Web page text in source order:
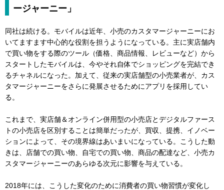
ージャーニー」
同社は続ける。モバイルは近年、小売のカスタマージャーニーにお
いてますます中心的な役割を担うようになっている。主に実店舗内
で買い物をする際のツール（価格、商品情報、レビューなど）から
スタートしたモバイルは、今やそれ自体でショッピングを完結でき
るチャネルになった。加えて、従来の実店舗型の小売業者が、カス
タマージャーニーをさらに発展させるためにアプリを採用してい
る。
これまで、実店舗＆オンライン併用型の小売店とデジタルファース
トの小売店を区別することは簡単だったが、買収、提携、イノベー
ションによって、その境界線はあいまいになっている。こうした動
きは、店舗での買い物、自宅での買い物、商品の配達など、小売カ
スタマージャーニーのあらゆる次元に影響を与えている。
2018年には、こうした変化のために消費者の買い物習慣が変化し